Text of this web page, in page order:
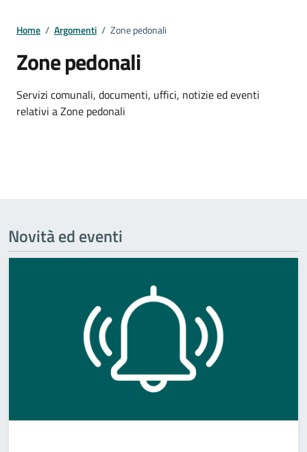
Home / Argomenti / Zone pedonali
Zone pedonali
Dettagli della notizia
Servizi comunali, documenti, uffici, notizie ed eventi
relativi a Zone pedonali
Novità ed eventi